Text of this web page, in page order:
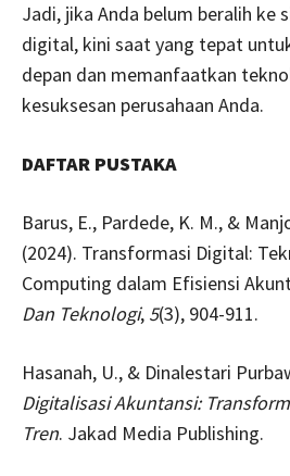
Jadi, jika Anda belum beralih ke
digital, kini saat yang tepat
depan dan memanfaatkan
kesuksesan perusahaan Anda.
DAFTAR PUSTAKA
Barus, E., Pardede, K. M., &
(2024). Transformasi Digital:
Computing dalam Efisiensi
Dan Teknologi, 5(3), 904-911.
Hasanah, U., & Dinalestari
Digitalisasi Akuntansi:
Tren. Jakad Media Publishing.